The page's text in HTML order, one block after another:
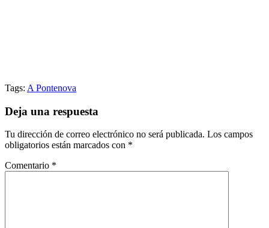
Tags: A Pontenova
Deja una respuesta
Tu dirección de correo electrónico no será publicada. Los campos
obligatorios están marcados con *
Comentario *